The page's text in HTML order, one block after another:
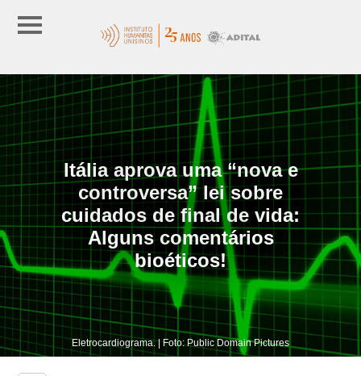
Itália aprova uma “nova e
controversa” lei sobre
cuidados de final de vida:
Alguns comentários
bioéticos!
Eletrocardiograma. | Foto: Public Domain Pictures